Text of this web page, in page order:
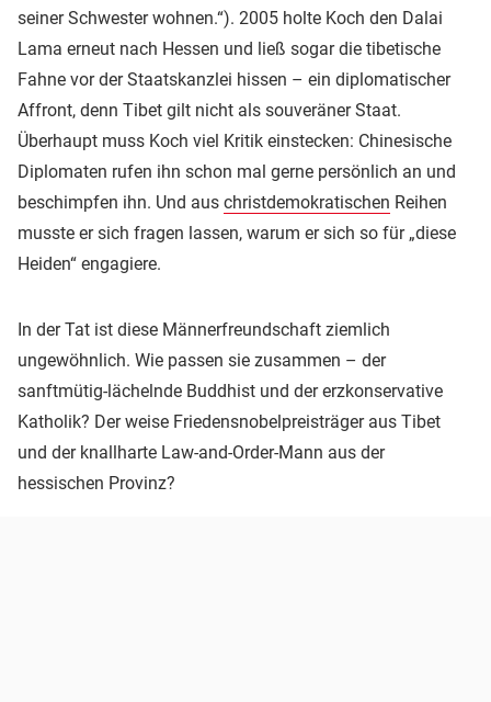
seiner Schwester wohnen.“). 2005 holte Koch den Dalai
Lama erneut nach Hessen und ließ sogar die tibetische
Fahne vor der Staatskanzlei hissen – ein diplomatischer
Affront, denn Tibet gilt nicht als souveräner Staat.
Überhaupt muss Koch viel Kritik einstecken: Chinesische
Diplomaten rufen ihn schon mal gerne persönlich an und
beschimpfen ihn. Und aus christdemokratischen Reihen
musste er sich fragen lassen, warum er sich so für „diese
Heiden“ engagiere.
In der Tat ist diese Männerfreundschaft ziemlich
ungewöhnlich. Wie passen sie zusammen – der
sanftmütig-lächelnde Buddhist und der erzkonservative
Katholik? Der weise Friedensnobelpreisträger aus Tibet
und der knallharte Law-and-Order-Mann aus der
hessischen Provinz?